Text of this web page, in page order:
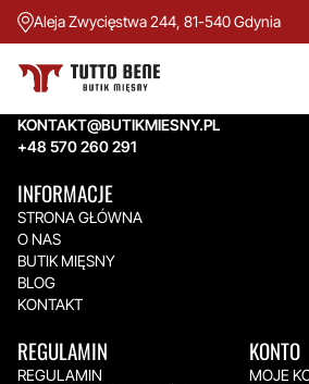
Aleja Zwycięstwa 244, 81-540 Gdynia
TUTTO BENE BUTIK MIĘSNY
Aleja Zwycięstwa 244,
KONTAKT@BUTIKMIESNY.PL
+48 570 260 291
INFORMACJE
STRONA GŁÓWNA
O NAS
BUTIK MIĘSNY
BLOG
KONTAKT
REGULAMIN
REGULAMIN
KONTO
MOJE